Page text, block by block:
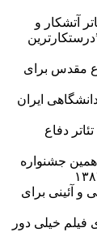
آتشکار و
مقدس برای
ایران
دفاع
جشنواره
و آئینی برای
فیلم خیلی دور